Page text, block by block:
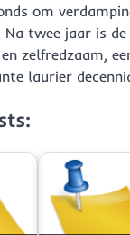
om
Na twee jaar is
zelfredzaam,
laurier